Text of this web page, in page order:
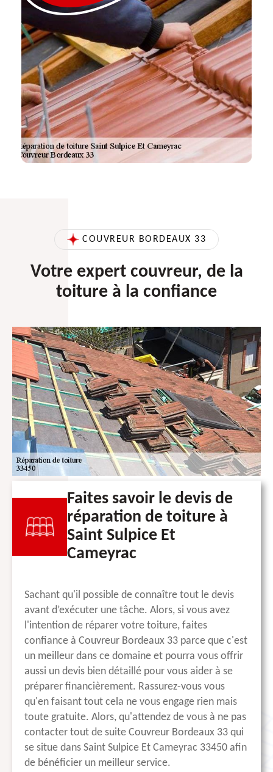
COUVREUR BORDEAUX 33
Votre expert couvreur, de la
toiture à la confiance
Faites savoir le devis de
réparation de toiture à
Saint Sulpice Et
Cameyrac
Sachant qu'il possible de connaître tout le devis
avant d’exécuter une tâche. Alors, si vous avez
l'intention de réparer votre toiture, faites
confiance à Couvreur Bordeaux 33 parce que c'est
un meilleur dans ce domaine et pourra vous offrir
aussi un devis bien détaillé pour vous aider à se
préparer financièrement. Rassurez-vous vous
qu'en faisant tout cela ne vous engage rien mais
toute gratuite. Alors, qu'attendez de vous à ne pas
contacter tout de suite Couvreur Bordeaux 33 qui
se situe dans Saint Sulpice Et Cameyrac 33450 afin
de bénéficier un meilleur service.